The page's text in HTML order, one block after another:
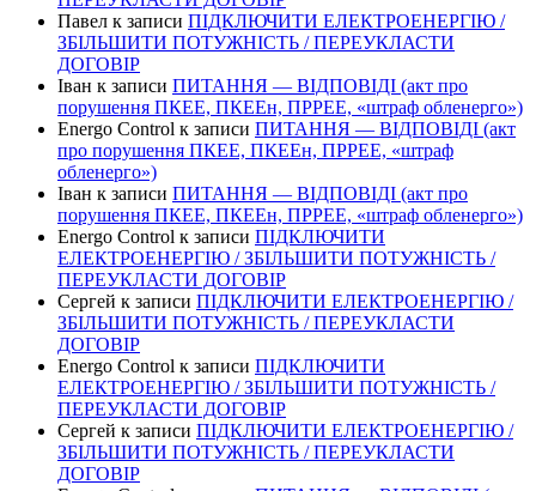
Павел к записи ПІДКЛЮЧИТИ ЕЛЕКТРОЕНЕРГІЮ /
ЗБІЛЬШИТИ ПОТУЖНІСТЬ / ПЕРЕУКЛАСТИ
ДОГОВІР
Іван к записи ПИТАННЯ — ВІДПОВІДІ (акт про
порушення ПКЕЕ, ПКЕЕн, ПРРЕЕ, «штраф обленерго»)
Energo Control к записи ПИТАННЯ — ВІДПОВІДІ (акт
про порушення ПКЕЕ, ПКЕЕн, ПРРЕЕ, «штраф
обленерго»)
Іван к записи ПИТАННЯ — ВІДПОВІДІ (акт про
порушення ПКЕЕ, ПКЕЕн, ПРРЕЕ, «штраф обленерго»)
Energo Control к записи ПІДКЛЮЧИТИ
ЕЛЕКТРОЕНЕРГІЮ / ЗБІЛЬШИТИ ПОТУЖНІСТЬ /
ПЕРЕУКЛАСТИ ДОГОВІР
Сергей к записи ПІДКЛЮЧИТИ ЕЛЕКТРОЕНЕРГІЮ /
ЗБІЛЬШИТИ ПОТУЖНІСТЬ / ПЕРЕУКЛАСТИ
ДОГОВІР
Energo Control к записи ПІДКЛЮЧИТИ
ЕЛЕКТРОЕНЕРГІЮ / ЗБІЛЬШИТИ ПОТУЖНІСТЬ /
ПЕРЕУКЛАСТИ ДОГОВІР
Сергей к записи ПІДКЛЮЧИТИ ЕЛЕКТРОЕНЕРГІЮ /
ЗБІЛЬШИТИ ПОТУЖНІСТЬ / ПЕРЕУКЛАСТИ
ДОГОВІР